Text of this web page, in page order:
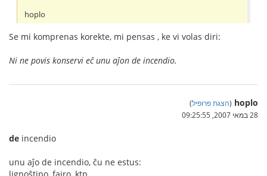
hoplo
Se mi komprenas korekte, mi pensas , ke vi volas diri:
Ni ne povis konservi eĉ unu aĵon de incendio.
hoplo
(הצגת פרופיל)
28 במאי 2007, 09:25:55
de incendio
unu aĵo de incendio, ĉu ne estus: